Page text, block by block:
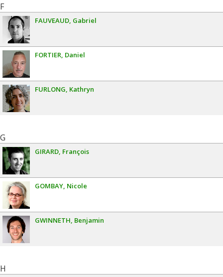
F
FAUVEAUD Gabriel
FORTIER Daniel
FURLONG Kathryn
G
GIRARD François
GOMBAY Nicole
GWINNETH Benjamin
H